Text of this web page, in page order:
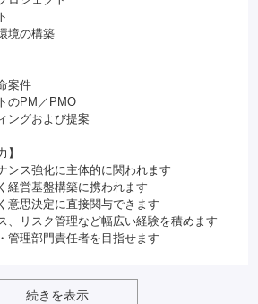
境の構築
案件
のPM／PMO
ングおよび提案
】
ンス強化に主体的に関われます
経営基盤構築に携われます
意思決定に直接関与できます
、リスク管理など幅広い経験を積めます
管理部門責任者を目指せます
続きを表示